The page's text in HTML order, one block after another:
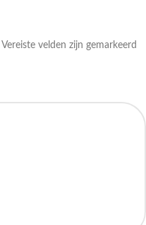
Vereiste velden zijn gemarkeerd